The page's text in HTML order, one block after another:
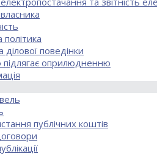
поведінки
оприлюдненню
публічних коштів
процес реорганізації ДПЗД
розрахункового відділу та відділу